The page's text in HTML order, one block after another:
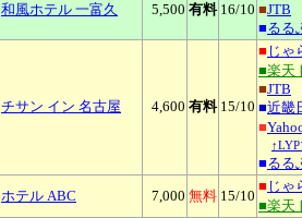
和風ホテル 一富久 5,500 有料 16/10 ■JTB
■るる
チサン イン 名古屋 4,600 有料 15/10
■ じゃ
■楽天
■JTB
■近畿
■
■るる
ホテル ABC 7,000 無料 15/10
■ じゃ
■楽天